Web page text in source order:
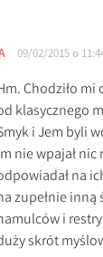
e
L
e
e
,
o
k
s
i
09/02/2015 o
Chodziło mi
klasycznego
i Jem byli
nie wpajał
na
zupełnie inną
i
skrót